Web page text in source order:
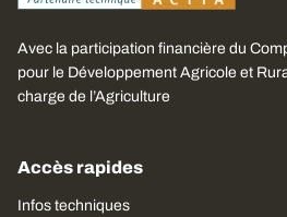
Avec la participation financière du
pour le Développement Agricole et
charge de l’Agriculture
Accès rapides
Infos techniques